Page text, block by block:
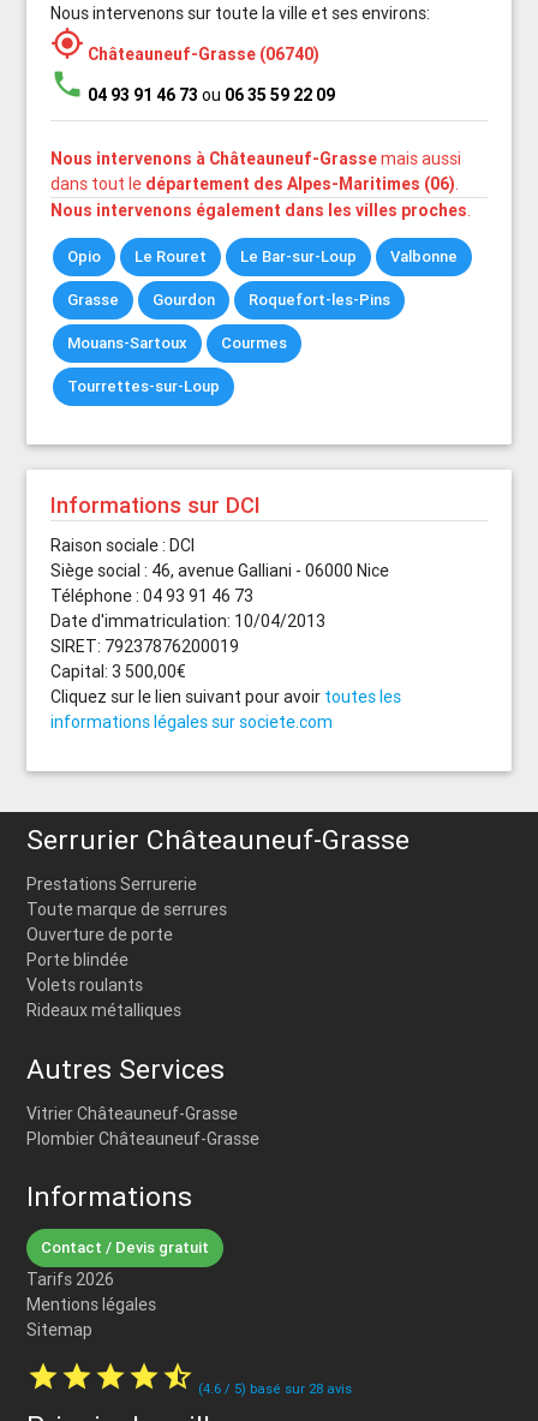
Nous intervenons sur toute la ville et ses environs:
my_location Châteauneuf-Grasse (06740)
phone 04 93 91 46 73 ou 06 35 59 22 09
Nous intervenons à Châteauneuf-Grassemais aussi
dans tout le département des Alpes-Maritimes (06)
Nous intervenons également dans les villes proches
Opio Le Rouret Le Bar-sur-Loup Valbonne
Grasse Gourdon Roquefort-les-Pins
Mouans-Sartoux Courmes
Tourrettes-sur-Loup
Informations sur DCI
Raison sociale : DCI
Siège social : 46, avenue Galliani - 06000 Nice
Téléphone : 04 93 91 46 73
Date d'immatriculation: 10/04/2013
SIRET: 79237876200019
Capital: 3 500,00€
Cliquez sur le lien suivant pour avoir toutes les
informations légales sur societe.com
Serrurier Châteauneuf-Grasse
Prestations Serrurerie
Toute marque de serrures
Ouverture de porte
Porte blindée
Volets roulants
Rideaux métalliques
Autres Services
Vitrier Châteauneuf-Grasse
Plombier Châteauneuf-Grasse
Informations
Contact / Devis gratuit
Tarifs 2026
Mentions légales
Sitemap
starstarstarstarstar_half (4.6 / 5) basé sur 28 avis